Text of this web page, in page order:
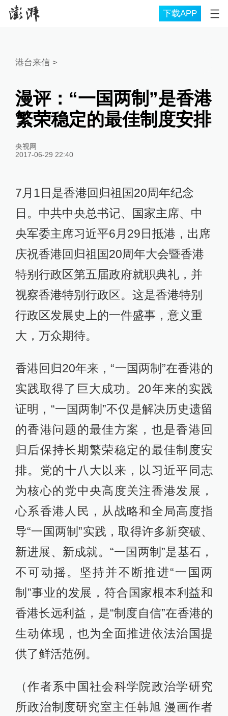
下载APP
港台来信>
漫评：“一国两制”是香港
繁荣稳定的最佳制度安排
央视网
2017-06-29 22:40
7月1日是香港回归祖国20周年纪念
日。中共中央总书记、国家主席、中
央军委主席习近平6月29日抵港，出席
庆祝香港回归祖国20周年大会暨香港
特别行政区第五届政府就职典礼，并
视察香港特别行政区。这是香港特别
行政区发展史上的一件盛事，意义重
大，万众期待。
香港回归20年来，“一国两制”在香港的
实践取得了巨大成功。20年来的实践
证明，“一国两制”不仅是解决历史遗留
的香港问题的最佳方案，也是香港回
归后保持长期繁荣稳定的最佳制度安
排。党的十八大以来，以习近平同志
为核心的党中央高度关注香港发展，
心系香港人民，从战略和全局高度指
导“一国两制”实践，取得许多新突破、
新进展、新成就。“一国两制”是基石，
不可动摇。坚持并不断推进“一国两
制”事业的发展，符合国家根本利益和
香港长远利益，是“制度自信”在香港的
生动体现，也为全面推进依法治国提
供了鲜活范例。
（作者系中国社会科学院政治学研究
所政治制度研究室主任韩旭 漫画作者